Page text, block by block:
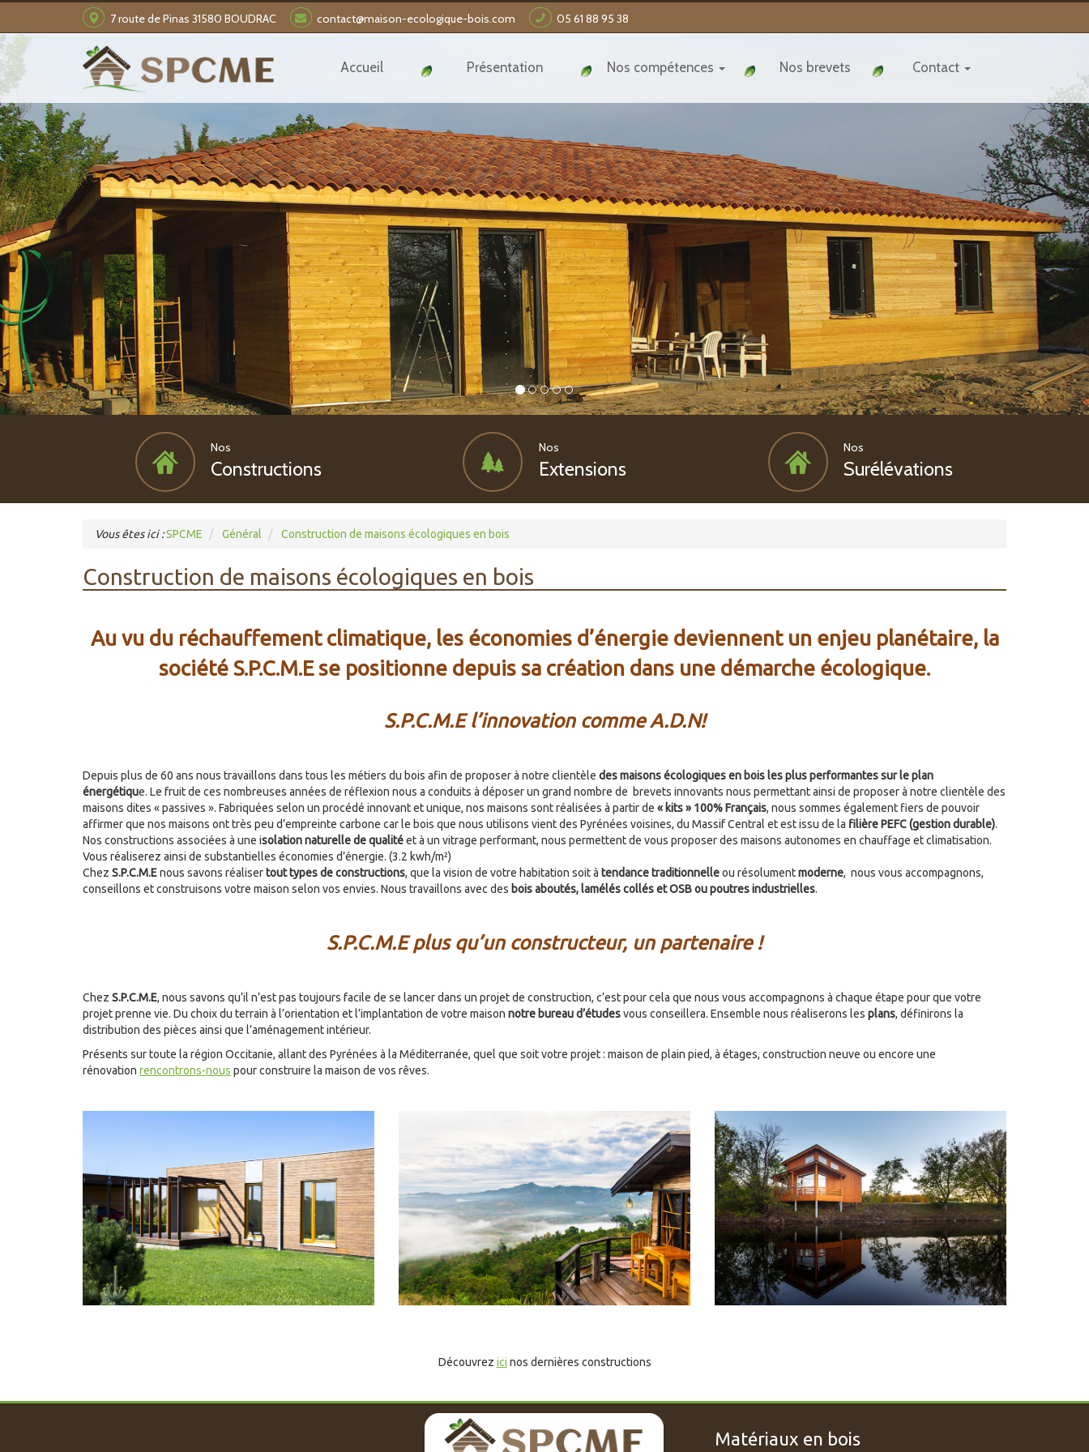
7 route de Pinas 31580 BOUDRAC contact@maison-ecologique-bois.com 05 61 88 95 38
Accueil Présentation Nos compétences Nos brevets Contact
Nos
Constructions
Nos
Extensions
Nos
Surélévations
Vous êtes ici :SPCME Général Construction de maisons écologiques en bois
Construction de maisons écologiques en bois
Au vu du réchauffement climatique, les économies d’énergie deviennent un enjeu planétaire, la
société S.P.C.M.E se positionne depuis sa création dans une démarche écologique.
S.P.C.M.E l’innovation comme A.D.N!
Depuis plus de 60 ans nous travaillons dans tous les métiers du bois afin de proposer à notre clientèle des maisons écologiques en bois les plus performantes sur le plan
énergétique. Le fruit de ces nombreuses années de réflexion nous a conduits à déposer un grand nombre de brevets innovants nous permettant ainsi de proposer à notre clientèle des
maisons dites « passives ». Fabriquées selon un procédé innovant et unique, nos maisons sont réalisées à partir de « kits » 100% Français, nous sommes également fiers de pouvoir
affirmer que nos maisons ont très peu d’empreinte carbone car le bois que nous utilisons vient des Pyrénées voisines, du Massif Central et est issu de la filière PEFC (gestion durable).
Nos constructions associées à une isolation naturelle de qualitéet à un vitrage performant, nous permettent de vous proposer des maisons autonomes en chauffage et climatisation.
Vous réaliserez ainsi de substantielles économies d’énergie. (3.2 kwh/m²)
Chez S.P.C.M.Enous savons réalisertout types de constructions, que la vision de votre habitation soit à tendance traditionnelleou résolumentmoderne, nous vous accompagnons,
conseillons et construisons votre maison selon vos envies. Nous travaillons avec des bois aboutés, lamélés collés et OSB ou poutres industrielles.
S.P.C.M.E plus qu’un constructeur, un partenaire !
Chez S.P.C.M.E, nous savons qu’il n’est pas toujours facile de se lancer dans un projet de construction, c’est pour cela que nous vous accompagnons à chaque étape pour que votre
projet prenne vie. Du choix du terrain à l’orientation et l’implantation de votre maison notre bureau d’étudesvous conseillera. Ensemble nous réaliserons les plans, définirons la
distribution des pièces ainsi que l’aménagement intérieur.
Présents sur toute la région Occitanie, allant des Pyrénées à la Méditerranée, quel que soit votre projet : maison de plain pied, à étages, construction neuve ou encore une
rénovation rencontrons-nous pour construire la maison de vos rêves.
Découvrez ici nos dernières constructions
Matériaux en bois